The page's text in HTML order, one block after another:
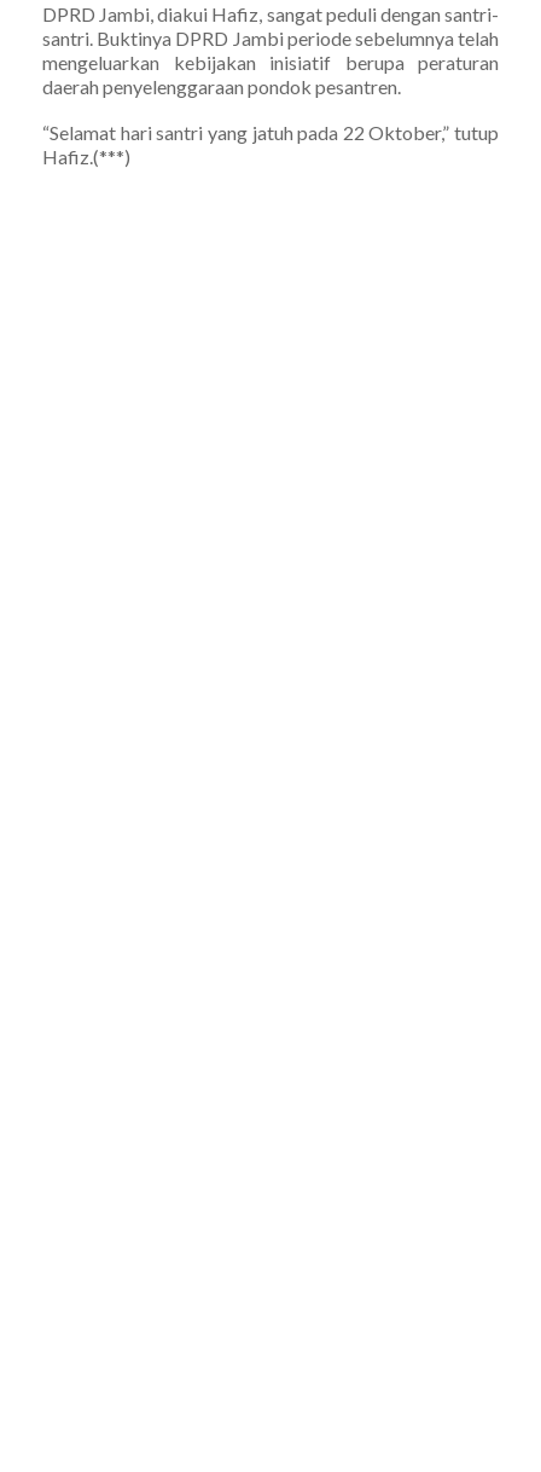
DPRD Jambi, diakui Hafiz, sangat peduli dengan santri-
santri. Buktinya DPRD Jambi periode sebelumnya telah
mengeluarkan kebijakan inisiatif berupa peraturan
daerah penyelenggaraan pondok pesantren.
“Selamat hari santri yang jatuh pada 22 Oktober,” tutup
Hafiz.(***)